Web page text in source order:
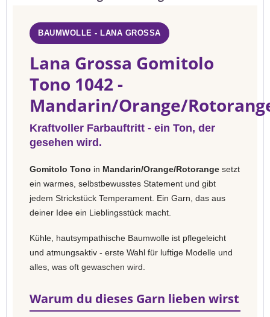
BAUMWOLLE - LANA GROSSA
Lana Grossa Gomitolo
Tono 1042 -
Mandarin/Orange/
Kraftvoller Farbauftritt - ein Ton, der
gesehen wird.
Gomitolo Tono in Mandarin/Orange/Rotorange setzt
ein warmes, selbstbewusstes Statement und gibt
jedem Strickstück Temperament. Ein Garn, das aus
deiner Idee ein Lieblingsstück macht.
Kühle, hautsympathische Baumwolle ist pflegeleicht
und atmungsaktiv - erste Wahl für luftige Modelle und
alles, was oft gewaschen wird.
Warum du dieses Garn lieben wirst